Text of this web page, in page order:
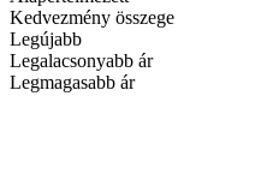
Kedvezmény összege
Legújabb
Legalacsonyabb ár
Legmagasabb ár